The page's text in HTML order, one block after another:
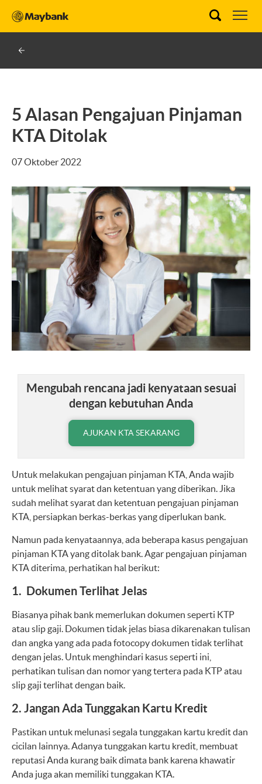
5 Alasan Pengajuan Pinjaman
KTA Ditolak
07 Oktober 2022
Mengubah rencana jadi kenyataan sesuai
dengan kebutuhan Anda
AJUKAN KTA SEKARANG
Untuk melakukan pengajuan pinjaman KTA, Anda wajib
untuk melihat syarat dan ketentuan yang diberikan. Jika
sudah melihat syarat dan ketentuan pengajuan pinjaman
KTA, persiapkan berkas-berkas yang diperlukan bank.
Namun pada kenyataannya, ada beberapa kasus pengajuan
pinjaman KTA yang ditolak bank. Agar pengajuan pinjaman
KTA diterima, perhatikan hal berikut:
1. Dokumen Terlihat Jelas
Biasanya pihak bank memerlukan dokumen seperti KTP
atau slip gaji. Dokumen tidak jelas biasa dikarenakan tulisan
dan angka yang ada pada fotocopy dokumen tidak terlihat
dengan jelas. Untuk menghindari kasus seperti ini,
perhatikan tulisan dan nomor yang tertera pada KTP atau
slip gaji terlihat dengan baik.
2. Jangan Ada Tunggakan Kartu Kredit
Pastikan untuk melunasi segala tunggakan kartu kredit dan
cicilan lainnya. Adanya tunggakan kartu kredit, membuat
reputasi Anda kurang baik dimata bank karena khawatir
Anda juga akan memiliki tunggakan KTA.